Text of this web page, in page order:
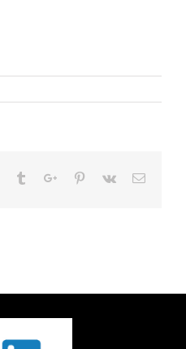
TumblrGoogle+Pinterest
Vk Email